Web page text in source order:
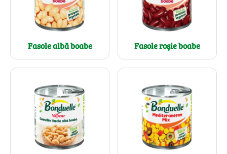
Fasole albă boabe Fasole roşie boabe